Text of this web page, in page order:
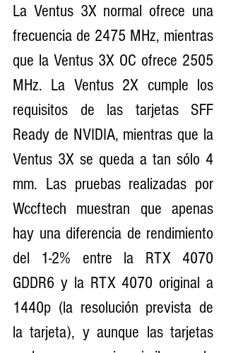
La Ventus 3X normal ofrece una
frecuencia de 2475 MHz, mientras
que la Ventus 3X OC ofrece 2505
MHz. La Ventus 2X cumple los
requisitos de las tarjetas SFF
Ready de NVIDIA, mientras que la
Ventus 3X se queda a tan sólo 4
mm. Las pruebas realizadas por
Wccftech muestran que apenas
hay una diferencia de rendimiento
del 1-2% entre la RTX 4070
GDDR6 y la RTX 4070 original a
1440p (la resolución prevista de
la tarjeta), y aunque las tarjetas